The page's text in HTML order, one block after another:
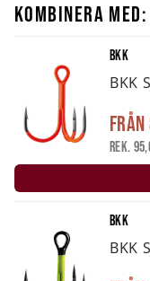
KOMBINERA MED:
BKK
BKK
Från
Rek.
BKK
BKK